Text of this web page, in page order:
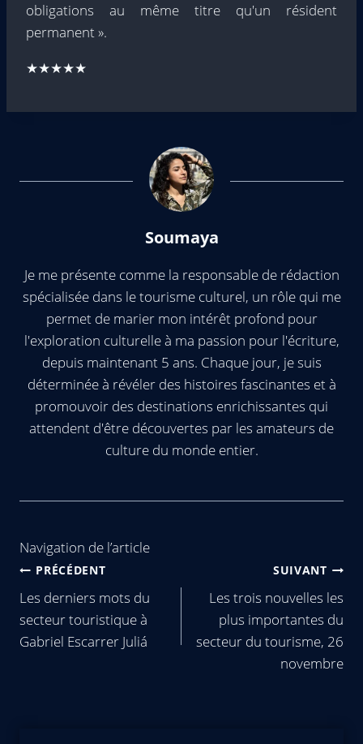
obligations au même titre qu'un résident
permanent ».
★★★★★
Soumaya
Je me présente comme la responsable de rédaction
spécialisée dans le tourisme culturel, un rôle qui me
permet de marier mon intérêt profond pour
l'exploration culturelle à ma passion pour l'écriture,
depuis maintenant 5 ans. Chaque jour, je suis
déterminée à révéler des histoires fascinantes et à
promouvoir des destinations enrichissantes qui
attendent d'être découvertes par les amateurs de
culture du monde entier.
Navigation de l’article
PRÉCÉDENT
Les derniers mots du
secteur touristique à
Gabriel Escarrer Juliá
SUIVANT
Les trois nouvelles les
plus importantes du
secteur du tourisme, 26
novembre